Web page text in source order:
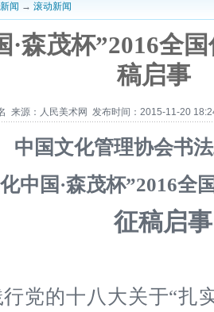
闻 → 滚动新闻
·森茂杯”2016全
稿启事
来源：人民美术网 发布时间：2015-11-20
中国文化管理协会书
中国·森茂杯”2016全
征稿启事
党的十八大关于“扎